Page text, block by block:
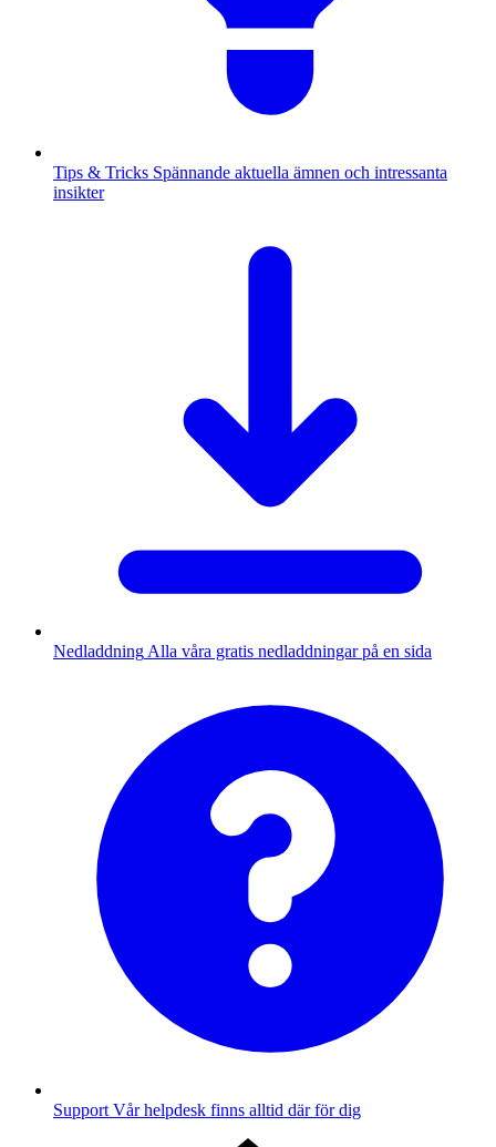
Tips & Tricks Spännande aktuella ämnen och intressanta
insikter
Nedladdning Alla våra gratis nedladdningar på en sida
Support Vår helpdesk finns alltid där för dig